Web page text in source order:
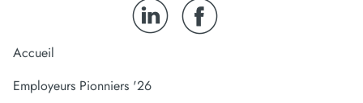
Accueil
Employeurs Pionniers '26